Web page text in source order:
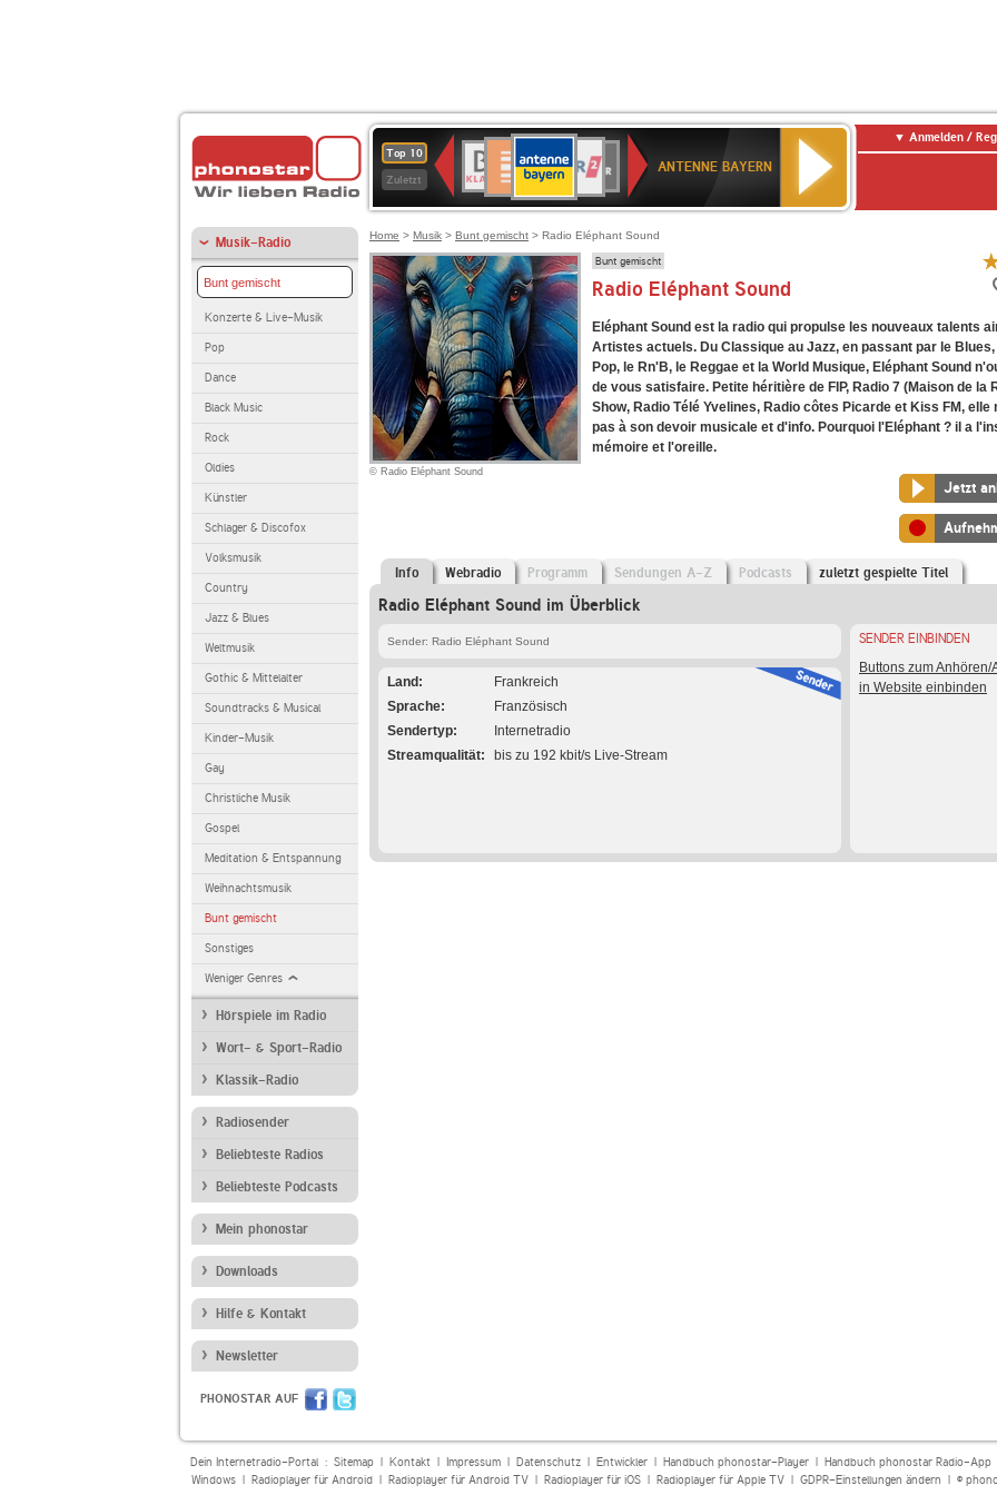
Top 10
Zuletzt
Deutschlandfunk
80er
90er
OLDIE
ANTENNE
SWR3
WDR
4
BR-
KLASSIK
Deutschlandfunk
KulturBAYERN
2
SWR
Kultur
NDR
2
ANTENNE BAYERN
Anmelden /
Musik-Radio
Bunt gemischt
Konzerte & Live-Musik
Pop
Dance
Black Music
Rock
Oldies
Künstler
Schlager & Discofox
Volksmusik
Country
Jazz & Blues
Weltmusik
Gothic & Mittelalter
Soundtracks & Musical
Kinder-Musik
Gay
Christliche Musik
Gospel
Meditation & Entspannung
Weihnachtsmusik
Bunt gemischt
Sonstiges
Weniger Genres
Hörspiele im Radio
Wort- & Sport-Radio
Klassik-Radio
Radiosender
Beliebteste Radios
Beliebteste Podcasts
Mein phonostar
Downloads
Hilfe & Kontakt
Newsletter
PHONOSTAR AUF
Home > Musik > Bunt gemischt > Radio Eléphant Sound
© Radio Eléphant Sound
Bunt gemischt
Radio Eléphant Sound
Eléphant Sound est la radio qui propulse les nouveaux talents
Artistes actuels. Du Classique au Jazz, en passant par le Blues,
Pop, le Rn'B, le Reggae et la World Musique, Eléphant Sound
de vous satisfaire. Petite héritière de FIP, Radio 7 (Maison de la
Show, Radio Télé Yvelines, Radio côtes Picarde et Kiss FM, elle
pas à son devoir musicale et d'info. Pourquoi l'Eléphant ? il a
mémoire et l'oreille.
Jetzt
Info Webradio Programm Sendungen A-Z Podcasts zuletzt gespielte Titel
Radio Eléphant Sound im Überblick
Sender: Radio Eléphant Sound
Land
Frankreich
Sprache
Französisch
Sendertyp
Internetradio
Streamqualität
bis zu 192 kbit/s Live-Stream
SENDER EINBINDEN
Buttons zum Anhören/
in Website einbinden
Dein Internetradio-Portal : Sitemap| Kontakt| Impressum| Datenschutz| Entwickler| Handbuch phonostar-Player| Handbuch phonostar Radio-App
Windows| Radioplayer für Android| Radioplayer für Android TV| Radioplayer für iOS| Radioplayer für Apple TV| GDPR-Einstellungen ändern | ©